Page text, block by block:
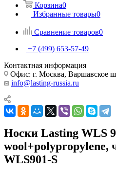
Корзина0
Избранные товары0
Сравнение товаров0
+7 (499) 653-57-49
Контактная информация
Офис: г. Москва, Варшавское
info@lasting-russia.ru
Носки Lasting WLS
wool+polypropylene,
WLS901-S